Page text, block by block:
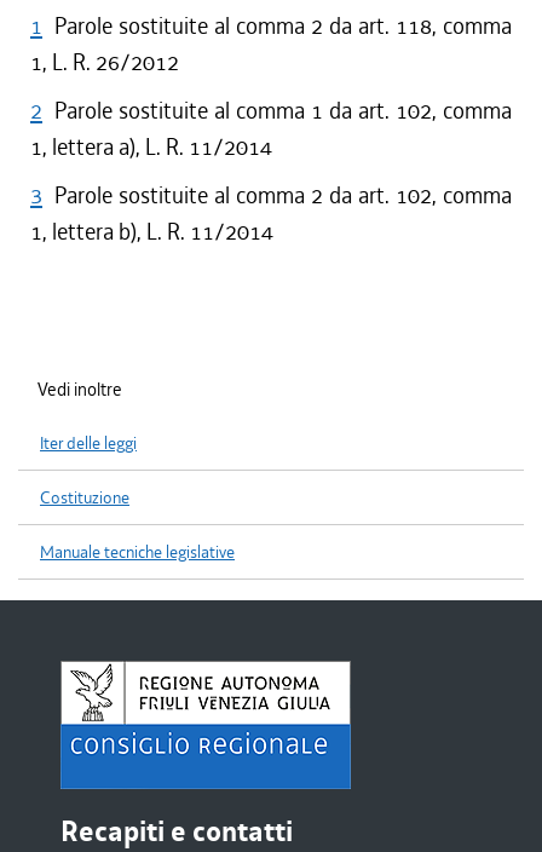
1 Parole sostituite al comma 2 da art. 118, comma
1, L. R. 26/2012
2 Parole sostituite al comma 1 da art. 102, comma
1, lettera a), L. R. 11/2014
3 Parole sostituite al comma 2 da art. 102, comma
1, lettera b), L. R. 11/2014
Vedi inoltre
Iter delle leggi
Costituzione
Manuale tecniche legislative
Recapiti e contatti